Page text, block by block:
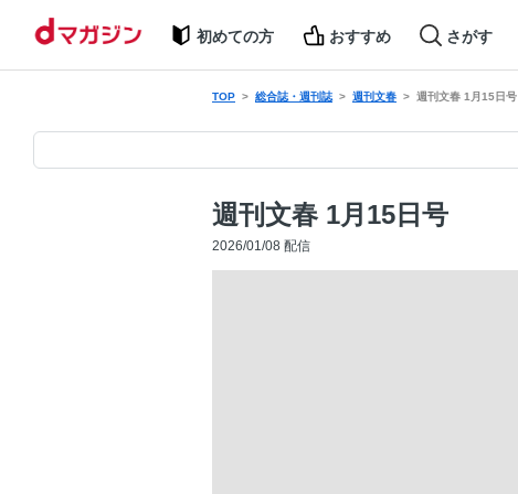
初めての方 おすすめ さがす
TOP 総合誌・週刊誌 週刊文春 週刊文春 1月15日号
週刊文春 1月15日号
2026/01/08 配信